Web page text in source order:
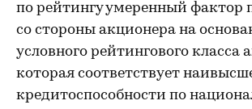
по рейтингу умеренный фактор
со стороны акционера на
условного рейтингового класса
которая соответствует
кредитоспособности по